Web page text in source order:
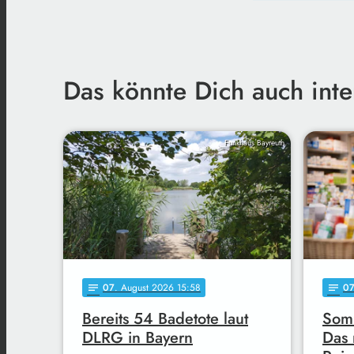
Das könnte Dich auch
Funkhaus Bayreuth
notes 07. August 2026 15:58
Bereits 54 Badetote laut
DLRG in Bayern
notes 07
Das